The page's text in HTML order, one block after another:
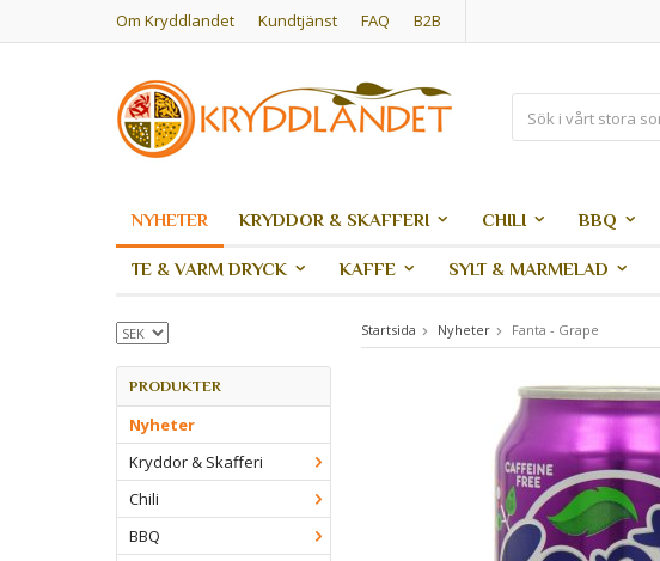
Om Kryddlandet Kundtjänst FAQ B2B
NYHETER KRYDDOR & SKAFFERI CHILI BBQ
TE & VARM DRYCK KAFFE SYLT & MARMELAD
PRODUKTER
Nyheter
Kryddor & Skafferi
Chili
BBQ
Startsida Nyheter Fanta - Grape